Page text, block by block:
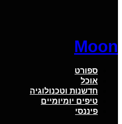
Moon
ספורט
אוכל
חדשנות וטכנולוגיה
טיפים יומיומיים
פיננסי